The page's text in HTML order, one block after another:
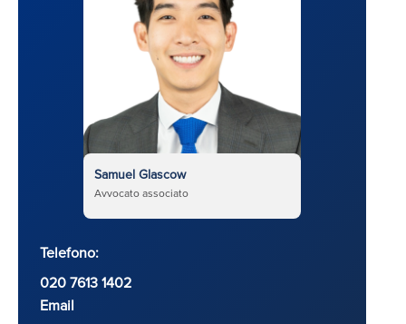
Samuel Glascow
Avvocato associato
Telefono:
020 7613 1402
Email